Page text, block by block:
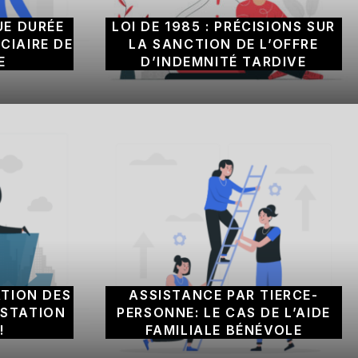
DURÉE
DE
LOI DE 1985 : PRÉCISIONS SUR
LA SANCTION DE L’OFFRE
D’INDEMNITÉ TARDIVE
DES
ASSISTANCE PAR TIERCE-
PERSONNE: LE CAS DE L’AIDE
FAMILIALE BÉNÉVOLE